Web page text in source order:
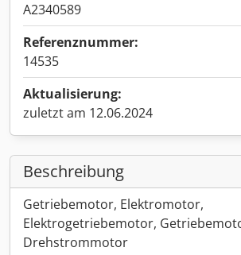
A2340589
Referenznummer:
14535
Aktualisierung:
zuletzt am 12.06.2024
Beschreibung
Getriebemotor, Elektromotor,
Elektrogetriebemotor,
Drehstrommotor